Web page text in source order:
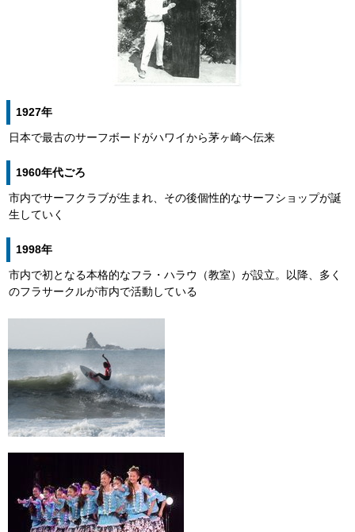
1927年
日本で最古のサーフボードがハワイから茅ヶ崎へ伝来
1960年代ごろ
市内でサーフクラブが生まれ、その後個性的なサーフショップが誕
生していく
1998年
市内で初となる本格的なフラ・ハラウ（教室）が設立。以降、多く
のフラサークルが市内で活動している